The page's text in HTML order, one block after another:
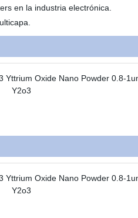
en la industria electrónica.